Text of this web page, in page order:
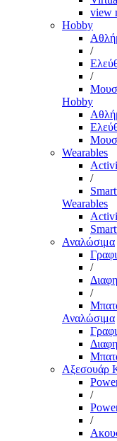
view
Hobby
/
/
Hobby
Wearables
/
Wearables
Αναλώσιμα
/
/
Αναλώσιμα
Αξεσουάρ
/
/